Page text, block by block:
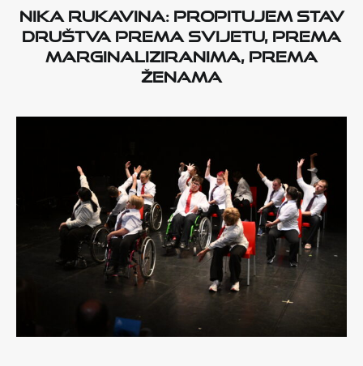
Nika Rukavina: Propitujem stav
društva prema svijetu, prema
marginaliziranima, prema
ženama